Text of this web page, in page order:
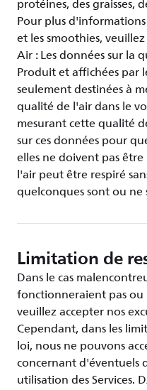
protéines, des graisses,
Pour plus
et les smoothies,
Air : Les données sur la
Produit et affichées par
seulement destinées à
qualité de l'air dans le
mesurant cette qualité
sur ces données pour
elles ne doivent pas
l'air peut être respiré
quelconques sont ou ne
Limitation de
Dans le cas
fonctionneraient pas
veuillez accepter nos
Cependant, dans les
loi, nous ne pouvons
concernant d'éventuels
utilisation des Services.